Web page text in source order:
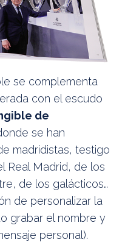
se complementa
con el escudo
de
se han
madridistas, testigo
Real Madrid, de los
de los galácticos…
de personalizar la
grabar el nombre y
personal).